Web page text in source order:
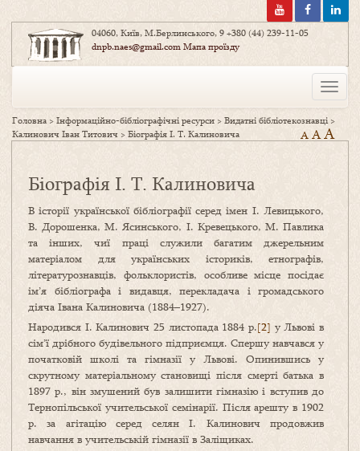
04060, Київ, М.Берлинського, 9+380 (44) 239-11-05
dnpb.naes@gmail.comМапа проїзду
Toggle
Головна >Інформаційно-бібліографічні ресурси >Видатні бібліотекознавці>
Калинович Іван Титович >Біографія І. Т. Калиновича A AA
Біографія І. Т. Калиновича
В історії української бібліографії серед імен І. Левицького,
В. Дорошенка, М. Ясинського, І. Кревецького, М. Павлика
та інших, чиї праці служили багатим джерельним
матеріалом для українських істориків, етно­графів,
літературо­знавців, фольклористів, особливе місце посідає
ім’я бібліографа і видавця, перекладача і громадського
діяча Івана Калиновича (1884–1927).
Народився І. Калинович 25 листопада 1884 р.[2] у Львові в
сім’ї дрібного будівельного підприєм­ця. Спершу навчався у
початковій школі та гімназії у Львові. Опинившись у
скрутному матеріальному становищі після смерті батька в
1897 р., він змушений був залишити гімназію і вступив до
Тернопільської учительської семінарії. Після арешту в 1902
р. за агітацію серед селян І. Калинович продовжив
навчання в учи­тельській гімназії в Заліщиках.